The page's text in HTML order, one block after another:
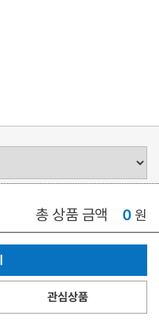
총 상품 금액 0 원
관심상품